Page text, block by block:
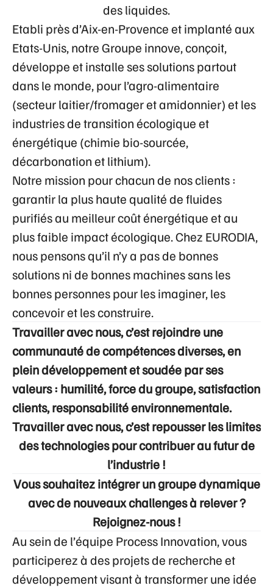
des liquides.
Etabli près d’Aix-en-Provence et implanté aux
Etats-Unis, notre Groupe innove, conçoit,
développe et installe ses solutions partout
dans le monde, pour l’agro-alimentaire
(secteur laitier/fromager et amidonnier) et les
industries de transition écologique et
énergétique (chimie bio-sourcée,
décarbonation et lithium).
Notre mission pour chacun de nos clients :
garantir la plus haute qualité de fluides
purifiés au meilleur coût énergétique et au
plus faible impact écologique. Chez EURODIA,
nous pensons qu’il n’y a pas de bonnes
solutions ni de bonnes machines sans les
bonnes personnes pour les imaginer, les
concevoir et les construire.
Travailler avec nous, c’est rejoindre une
communauté de compétences diverses, en
plein développement et soudée par ses
valeurs : humilité, force du groupe, satisfaction
clients, responsabilité environnementale.
Travailler avec nous, c’est repousser les limites
des technologies pour contribuer au futur de
l’industrie !
Vous souhaitez intégrer un groupe dynamique
avec de nouveaux challenges à relever ?
Rejoignez-nous !
Au sein de l’équipe Process Innovation, vous
participerez à des projets de recherche et
développement visant à transformer une idée